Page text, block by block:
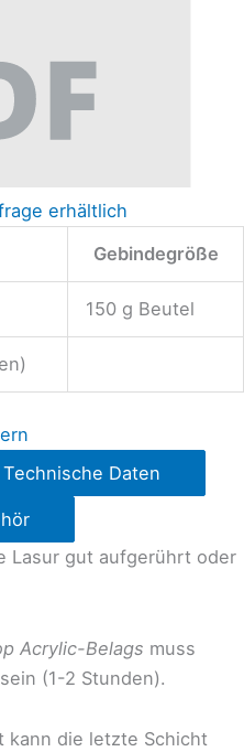
erhältlich
Gebindegröße
150 g Beutel
Technische Daten
Lasur gut aufgerührt oder
Acrylic-Belags muss
(1-2 Stunden).
kann die letzte Schicht